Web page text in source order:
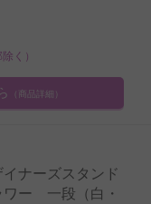
く）
（商品詳細）
ナーズスタンド
ー 一段（白・